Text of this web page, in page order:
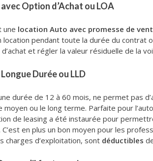
Option d’Achat ou LOA
une location Auto avec promesse de
location pendant toute la durée du contrat
et régler la valeur résiduelle de la
Durée ou LLD
durée de 12 à 60 mois, ne permet pas
moyen ou le long terme. Parfaite pour
de leasing a été instaurée pour
en plus un bon moyen pour les
charges d’exploitation, sont déductibles